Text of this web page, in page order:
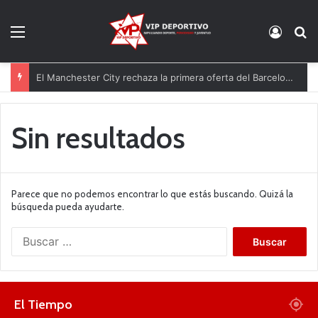
El Manchester City rechaza la primera oferta del Barcelona por Rodri
Sin resultados
Parece que no podemos encontrar lo que estás buscando. Quizá la
búsqueda pueda ayudarte.
El Tiempo